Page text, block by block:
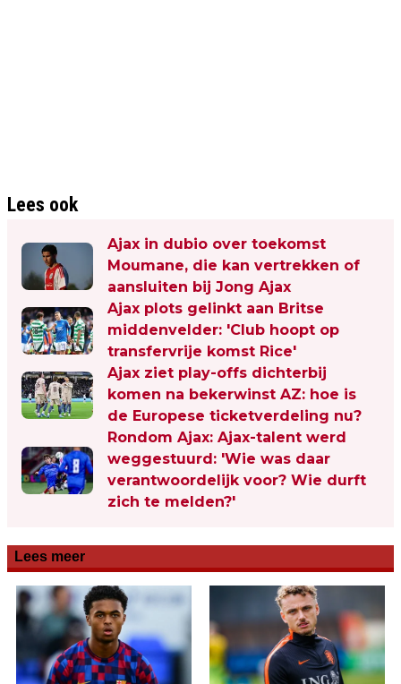
Lees ook
Ajax in dubio over toekomst
Moumane, die kan vertrekken of
aansluiten bij Jong Ajax
Ajax plots gelinkt aan Britse
middenvelder: 'Club hoopt op
transfervrije komst Rice'
Ajax ziet play-offs dichterbij
komen na bekerwinst AZ: hoe is
de Europese ticketverdeling nu?
Rondom Ajax: Ajax-talent werd
weggestuurd: 'Wie was daar
verantwoordelijk voor? Wie durft
zich te melden?'